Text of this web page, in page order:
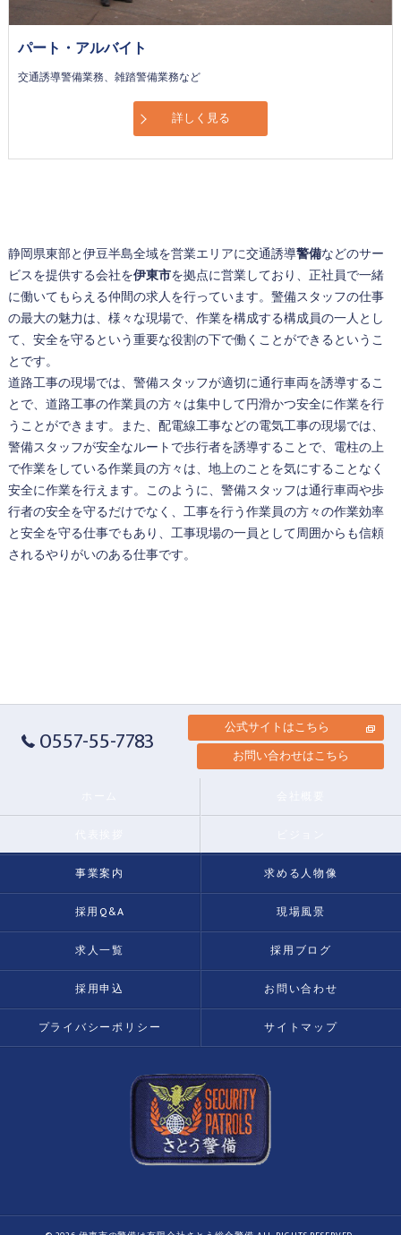
パート・アルバイト
交通誘導警備業務、雑踏警備業務など
詳しく見る
静岡県東部と伊豆半島全域を営業エリアに交通誘導警備などのサー
ビスを提供する会社を伊東市を拠点に営業しており、正社員で一緒
に働いてもらえる仲間の求人を行っています。 警備スタッフの仕事
の最大の魅力は、様々な現場で、作業を構成する構成員の一人とし
て、安全を守るという重要な役割の下で働くことができるというこ
とです。
道路工事の現場では、警備スタッフが適切に通行車両を誘導するこ
とで、道路工事の作業員の方々は集中して円滑かつ安全に作業を行
うことができます。また、配電線工事などの電気工事の現場では、
警備スタッフが安全なルートで歩行者を誘導することで、電柱の上
で作業をしている作業員の方々は、地上のことを気にすることなく
安全に作業を行えます。このように、警備スタッフは通行車両や歩
行者の安全を守るだけでなく、工事を行う作業員の方々の作業効率
と安全を守る仕事でもあり、工事現場の一員として周囲からも信頼
されるやりがいのある仕事です。
0557-55-7783
公式サイトはこちら
お問い合わせはこちら
事業案内 求める人物像
採用Q&A 現場風景
求人一覧 採用ブログ
採用申込 お問い合わせ
プライバシーポリシー サイトマップ